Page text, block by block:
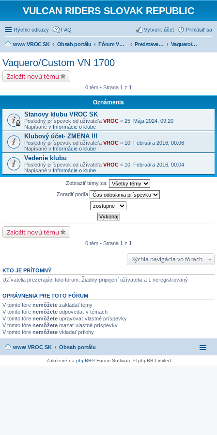
VULCAN RIDERS SLOVAK REPUBLIC
Rýchle odkazy FAQ Prihlásiť sa
Vytvoriť účet
www VROC SK Obsah portálu Fórum VROC SK Predstavenie strojov Vaquero/Custom VN 1700
Vaquero/Custom VN 1700
Založiť novú tému
0 tém • Strana 1 z 1
Oznámenia
Stanovy klubu VROC SK
Posledný príspevok od užívateľa VROC « 25. Mája 2024, 09:20
Napísané v Informácie o klube
Klubový účet- ZMENA !!!
Posledný príspevok od užívateľa VROC « 10. Februára 2016, 00:06
Napísané v Informácie o klube
Vedenie klubu
Posledný príspevok od užívateľa VROC « 10. Februára 2016, 00:04
Napísané v Informácie o klube
Zobraziť témy za:
Zoradiť podľa
Založiť novú tému
0 tém • Strana 1 z 1
Rýchla navigácia vo fórach
KTO JE PRÍTOMNÝ
Užívatelia prezerajúci toto fórum: Žiadny pripojení užívatelia a 1 neregistrovaný
OPRÁVNENIA PRE TOTO FÓRUM
V tomto fóre nemôžete zakladať témy
V tomto fóre nemôžete odpovedať v témach
V tomto fóre nemôžete upravovať vlastné príspevky
V tomto fóre nemôžete mazať vlastné príspevky
V tomto fóre nemôžete vkladať prílohy
www VROC SK Obsah portálu
Založené na phpBB® Forum Software © phpBB Limited